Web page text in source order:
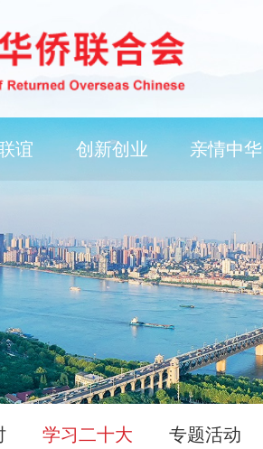
谊 创新创业 亲情中华
学习二十大 专题活动